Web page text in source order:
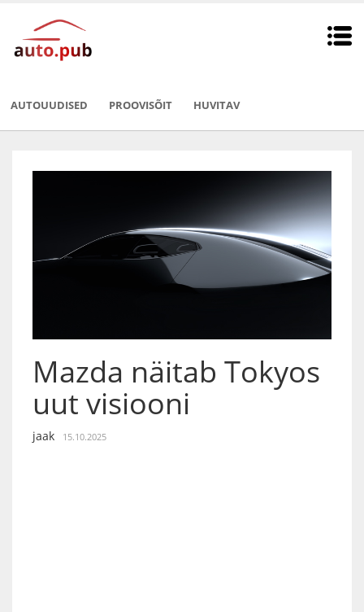
AUTOUUDISED PROOVISÕIT HUVITAV
Mazda näitab Tokyos
uut visiooni
jaak 15.10.2025